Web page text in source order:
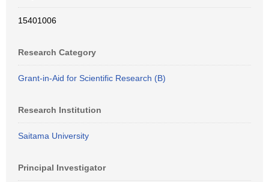
15401006
Research Category
Grant-in-Aid for Scientific Research (B)
Research Institution
Saitama University
Principal Investigator